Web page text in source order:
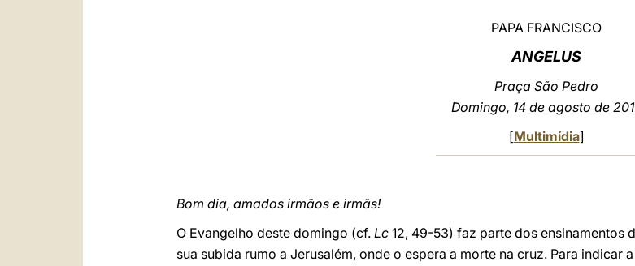
PAPA FRANCISCO
ANGELUS
Praça São Pedro
Domingo, 14 de agosto de
[Multimídia]
Bom dia, amados irmãos e irmãs!
O Evangelho deste domingo (cf. Lc 12, 49-53) faz parte dos ensinamentos
sua subida rumo a Jerusalém, onde o espera a morte na cruz. Para indicar